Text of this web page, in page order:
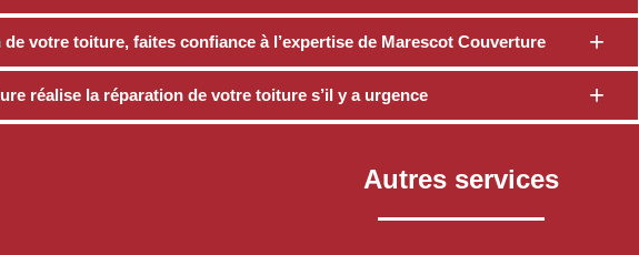
votre toiture, faites confiance à l’expertise de Marescot Couverture
réalise la réparation de votre toiture s’il y a urgence
Autres services